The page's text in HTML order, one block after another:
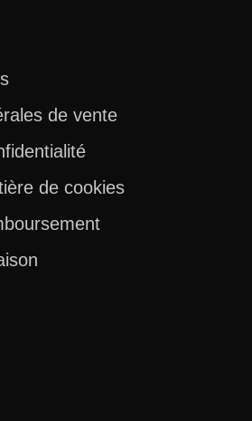
de vente
de cookies